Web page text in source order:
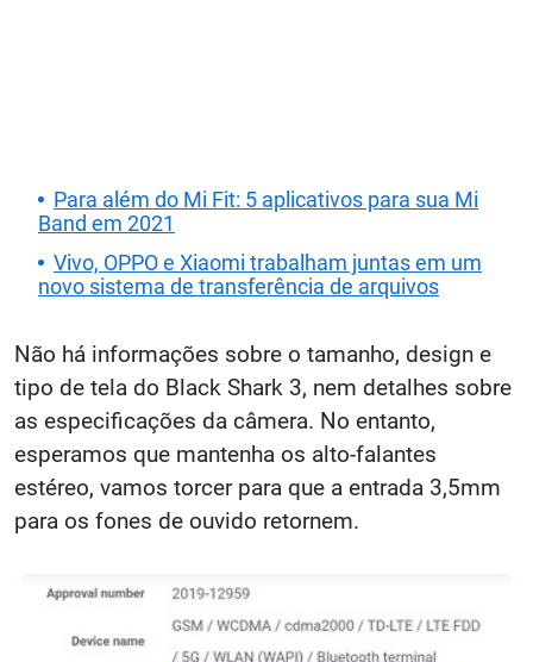
Para além do Mi Fit: 5 aplicativos para sua Mi
Band em 2021
Vivo, OPPO e Xiaomi trabalham juntas em um
novo sistema de transferência de arquivos
Não há informações sobre o tamanho, design e
tipo de tela do Black Shark 3, nem detalhes sobre
as especificações da câmera. No entanto,
esperamos que mantenha os alto-falantes
estéreo, vamos torcer para que a entrada 3,5mm
para os fones de ouvido retornem.